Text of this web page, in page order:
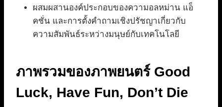
ผสมผสานองค์ประกอบของความอลหม่าน แอ็
คชั่น และการตั้งคำถามเชิงปรัชญาเกี่ยวกับ
ความสัมพันธ์ระหว่างมนุษย์กับเทคโนโลยี
ภาพรวมของภาพยนตร์ Good
Luck, Have Fun, Don’t Die